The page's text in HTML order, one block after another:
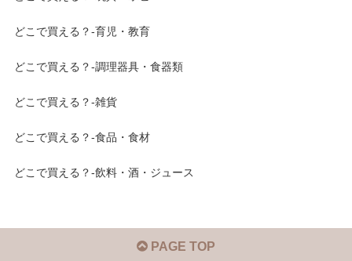
どこで買える？-育児・教育
どこで買える？-調理器具・食器類
どこで買える？-雑貨
どこで買える？-食品・食材
どこで買える？-飲料・酒・ジュース
PAGE TOP